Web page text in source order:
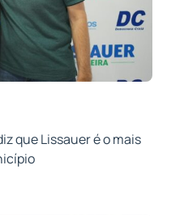
que Lissauer é o mais